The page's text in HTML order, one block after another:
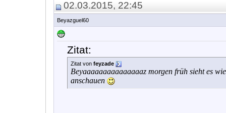
02.03.2015, 22:45
Beyazguel60
Zitat:
Zitat von feyzade
Beyaaaaaaaaaaaaaaaz morgen früh sieht es
anschauen